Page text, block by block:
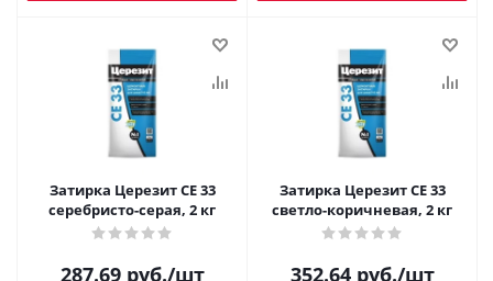
Затирка Церезит CE 33
серебристо-серая, 2 кг
287.69руб./шт
Затирка Церезит CE 33
светло-коричневая, 2 кг
352.64руб./шт